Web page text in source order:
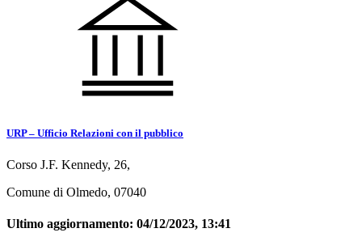
URP – Ufficio Relazioni con il pubblico
Corso J.F. Kennedy, 26,
Comune di Olmedo, 07040
Ultimo aggiornamento: 04/12/2023, 13:41